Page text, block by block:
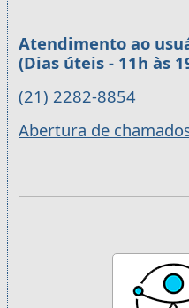
Atendimento ao
(Dias úteis - 11h às
(21) 2282-8854
Abertura de